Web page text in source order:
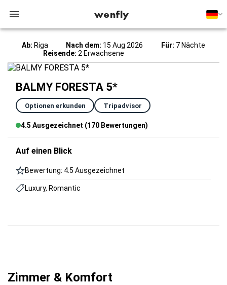
wenfly
Ab: Riga Nach dem: 15 Aug 2026 Für: 7 Nächte
Reisende: 2 Erwachsene
BALMY FORESTA 5*
Optionen erkunden Tripadvisor
4.5 Ausgezeichnet (170 Bewertungen)
Auf einen Blick
Bewertung: 4.5 Ausgezeichnet
Luxury, Romantic
Zimmer & Komfort